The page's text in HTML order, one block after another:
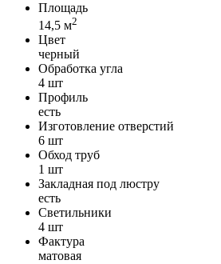
Площадь
14,5 м2
Цвет
черный
Обработка угла
4 шт
Профиль
есть
Изготовление отверстий
6 шт
Обход труб
1 шт
Закладная под люстру
есть
Светильники
4 шт
Фактура
матовая